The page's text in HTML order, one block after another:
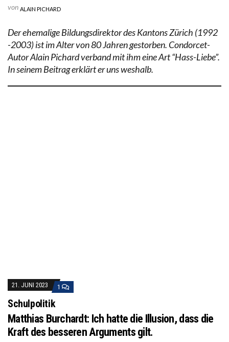
von ALAIN PICHARD
Der ehemalige Bildungsdirektor des Kantons Zürich (1992
-2003) ist im Alter von 80 Jahren gestorben. Condorcet-
Autor Alain Pichard verband mit ihm eine Art “Hass-Liebe”.
In seinem Beitrag erklärt er uns weshalb.
21. JUNI 2023 1
Schulpolitik
Matthias Burchardt: Ich hatte die Illusion, dass die
Kraft des besseren Arguments gilt.